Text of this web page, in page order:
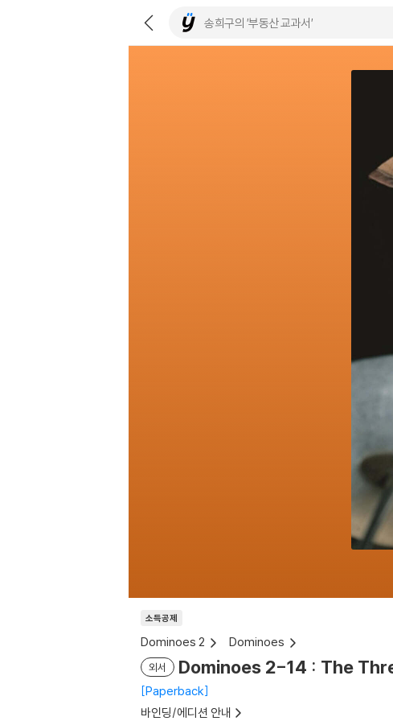
소득공제
Dominoes 2 Dominoes
외서 Dominoes 2-14 : The
Paperback
바인딩/에디션 안내